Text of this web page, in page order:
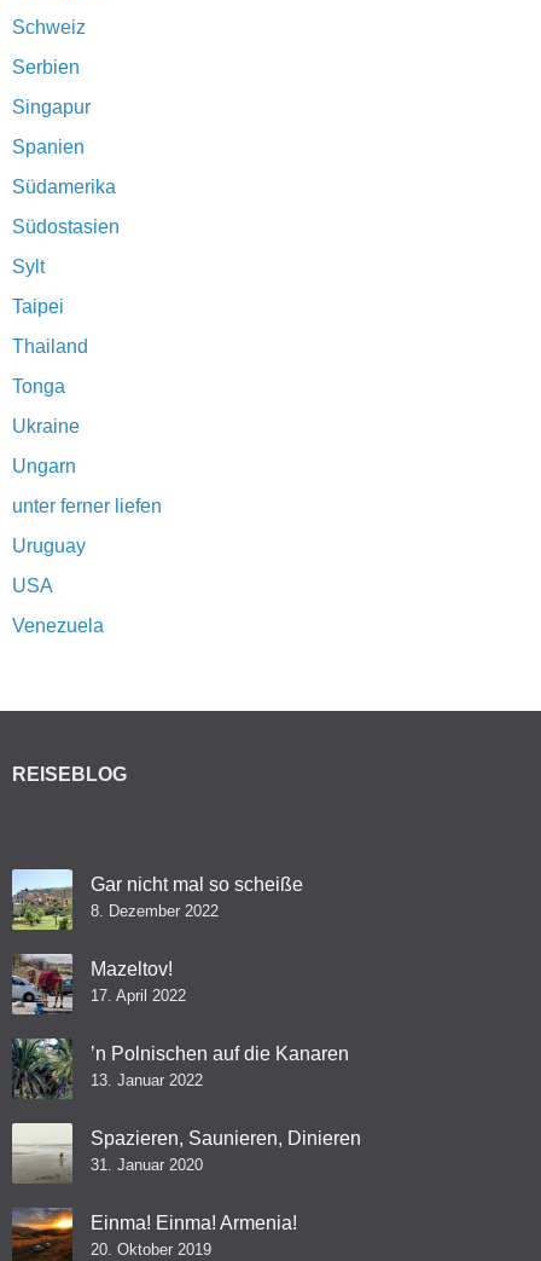
Schweiz
Serbien
Singapur
Spanien
Südamerika
Südostasien
Sylt
Taipei
Thailand
Tonga
Ukraine
Ungarn
unter ferner liefen
Uruguay
USA
Venezuela
REISEBLOG
Gar nicht mal so scheiße
8. Dezember 2022
Mazeltov!
17. April 2022
’n Polnischen auf die Kanaren
13. Januar 2022
Spazieren, Saunieren, Dinieren
31. Januar 2020
Einma! Einma! Armenia!
20. Oktober 2019